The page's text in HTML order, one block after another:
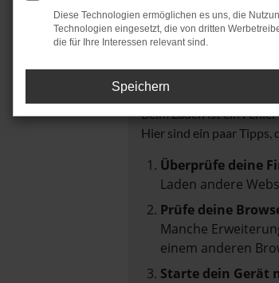
Fehler:
Beim Laden ist ein
Hier sind ein paar Tipps,
Überprüfe deine
Laden andere
Prüfe deine
Manche
einem anderen
Starte dein Gerät
Diese Technologien ermöglichen es uns, die
Technologien eingesetzt, die von dritten
die für Ihre Interessen relevant sind.
Speichern